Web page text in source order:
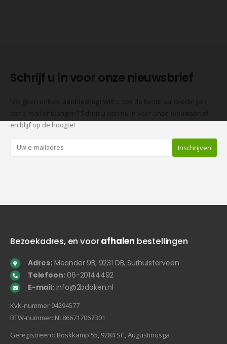
Schrijf u in voor onze nieuwsbrief
en blijf op de hoogte!
Bezoekadres, en voorafhalen bestellingen
Adres:Meander 9B, 9231 DB, Surhuisterveen
Telefoon:06-20144492
E-mail:info@2bdaken.nl
KvK‐nummer 94294577
BTW‐nummer: NL866717067B01
Geregistreerd: Boskkamp 55, 9284 SC, Augustinusga